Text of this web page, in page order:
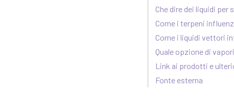
Che dire dei liquidi per
Come i terpeni
Come i liquidi vettori
Quale opzione di
Link ai prodotti e
Fonte esterna